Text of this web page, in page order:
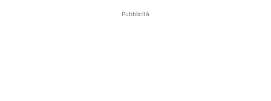
Pubblicità